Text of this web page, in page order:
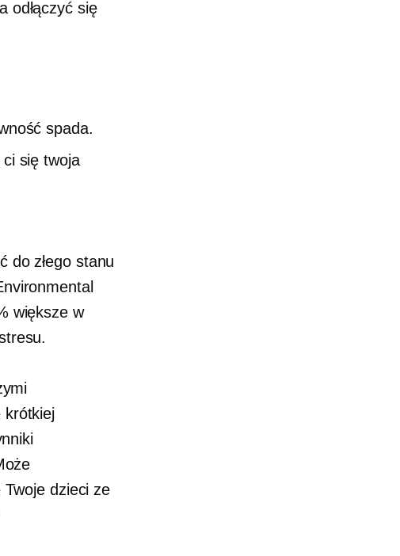
odłączyć się
spada.
się twoja
do złego stanu
większe w
krótkiej
dzieci ze